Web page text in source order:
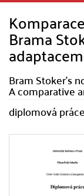
Brama
Bram Stoker's
A comparative
diplomová